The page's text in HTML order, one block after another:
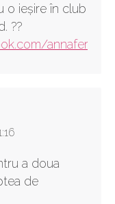
o ieșire în club
??
annaferre17
a doua
de